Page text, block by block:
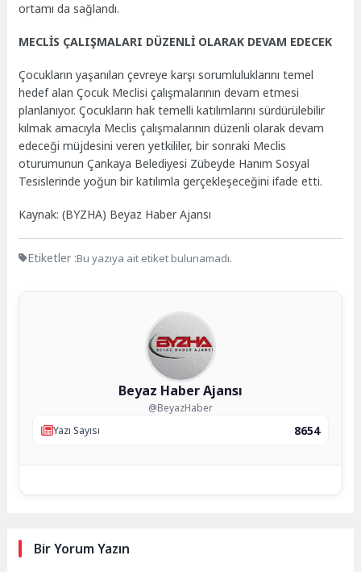
ortamı da sağlandı.
MECLİS ÇALIŞMALARI DÜZENLİ OLARAK DEVAM EDECEK
Çocukların yaşanılan çevreye karşı sorumluluklarını temel
hedef alan Çocuk Meclisi çalışmalarının devam etmesi
planlanıyor. Çocukların hak temelli katılımlarını sürdürülebilir
kılmak amacıyla Meclis çalışmalarının düzenli olarak devam
edeceği müjdesini veren yetkililer, bir sonraki Meclis
oturumunun Çankaya Belediyesi Zübeyde Hanım Sosyal
Tesislerinde yoğun bir katılımla gerçekleşeceğini ifade etti.
Kaynak: (BYZHA) Beyaz Haber Ajansı
Etiketler :Bu yazıya ait etiket bulunamadı.
Beyaz Haber Ajansı
@BeyazHaber
Yazı Sayısı
8654
Bir Yorum Yazın